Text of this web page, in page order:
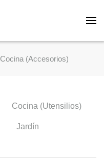
Cocina (Accesorios)
Cocina (Utensilios)
Jardín